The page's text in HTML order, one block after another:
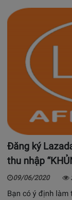
Đăng ký
thu nhập
09/06/2020
Bạn có ý định làm